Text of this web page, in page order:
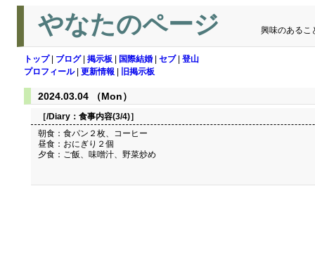
やなたのページ 興味のあるこ
トップ| ブログ| 掲示板 国際結婚 セブ| 登山
プロフィール| 更新情報 旧掲示板
2024.03.04 （Mon）
［/Diary： 食事内容(3/4)］
朝食：食パン２枚、コーヒー
昼食：おにぎり２個
夕食：ご飯、味噌汁、野菜炒め